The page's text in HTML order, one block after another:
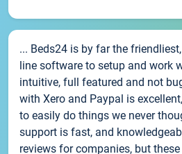
... Beds24 is by far the
line software to setup and work
intuitive, full featured and not
with Xero and Paypal is
to easily do things we never
support is fast, and
reviews for companies, but